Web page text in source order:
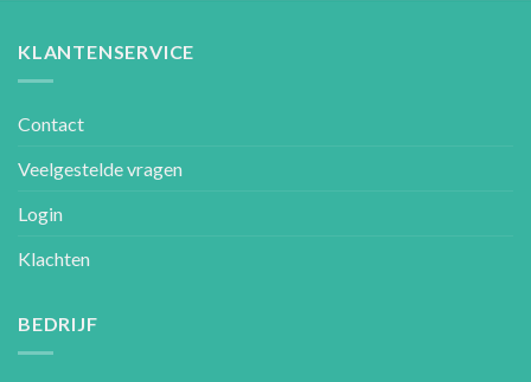
KLANTENSERVICE
Contact
Veelgestelde vragen
Login
Klachten
BEDRIJF